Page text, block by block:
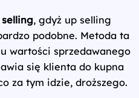
selling, gdyż up selling
podobne. Metoda ta
wartości sprzedawanego
się klienta do kupna
za tym idzie, droższego.